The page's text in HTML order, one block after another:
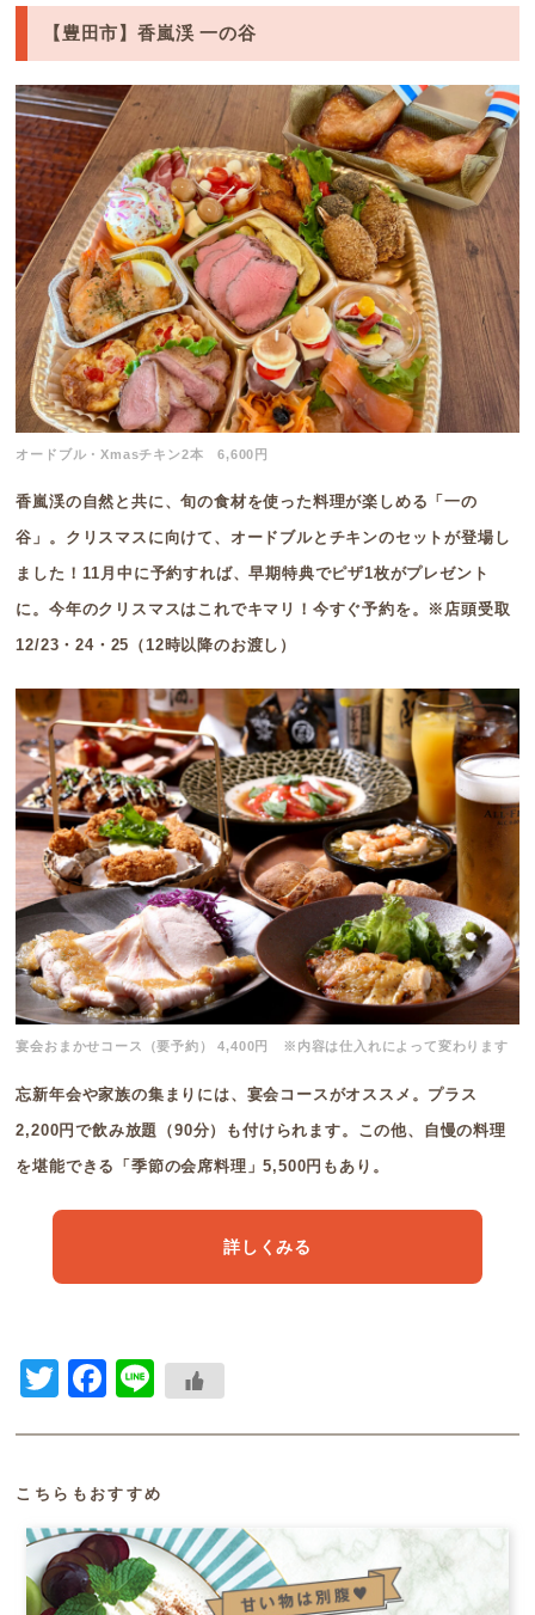
【豊田市】香嵐渓 一の谷
オードブル・Xmasチキン2本 6,600円
香嵐渓の自然と共に、旬の食材を使った料理が楽しめる「一の
谷」。クリスマスに向けて、オードブルとチキンのセットが登場し
ました！11月中に予約すれば、早期特典でピザ1枚がプレゼント
に。今年のクリスマスはこれでキマリ！今すぐ予約を。※店頭受取
12/23・24・25（12時以降のお渡し）
宴会おまかせコース（要予約） 4,400円 ※内容は仕入れによって変わります
忘新年会や家族の集まりには、宴会コースがオススメ。プラス
2,200円で飲み放題（90分）も付けられます。この他、自慢の料理
を堪能できる「季節の会席料理」5,500円もあり。
詳しくみる
Twitter
Facebook
Line
こちらもおすすめ